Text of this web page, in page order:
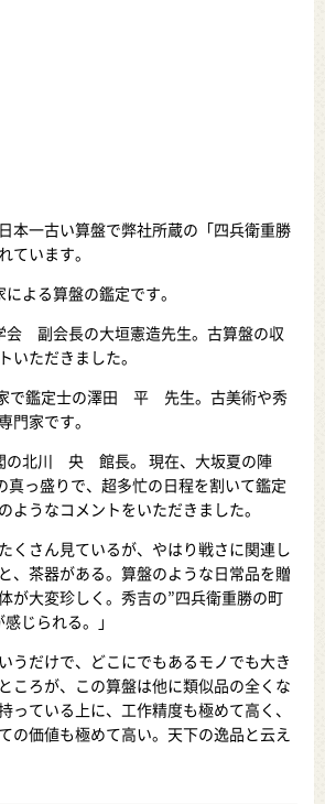
本一古い算盤で弊社所蔵の「四兵衛重勝
ています。
よる算盤の鑑定です。
会 副会長の大垣憲造先生。古算盤の収
いただきました。
で鑑定士の澤田 平 先生。古美術や秀
門家です。
の北川 央 館長。 現在、大坂夏の陣
真っ盛りで、超多忙の日程を割いて鑑定
ようなコメントをいただきました。
くさん見ているが、やはり戦さに関連し
、茶器がある。算盤のような日常品を贈
が大変珍しく。秀吉の”四兵衛重勝の町
じられる。」
うだけで、どこにでもあるモノでも大き
ころが、この算盤は他に類似品の全くな
っている上に、工作精度も極めて高く、
の価値も極めて高い。天下の逸品と云え